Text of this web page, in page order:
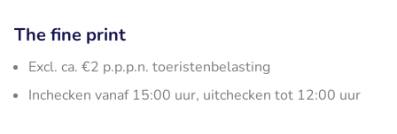
The fine print
Excl. ca. €2 p.p.p.n. toeristenbelasting
Inchecken vanaf 15:00 uur, uitchecken tot 12:00 uur